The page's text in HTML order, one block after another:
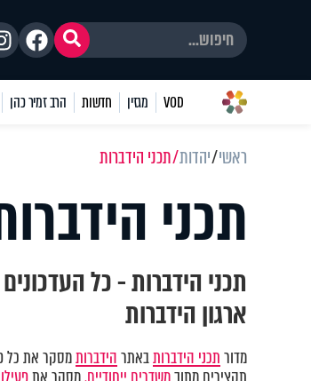
VOD מגזין חדשות הרב זמיר כהן
ראשי יהדות תכני הידברות
תכני
תכני הידברות - כל
ארגון הידברות
מדורתכני הידברותבאתרהידברותמסקר את כל